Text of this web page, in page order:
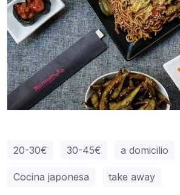
20-30€ 30-45€ a domicilio
Cocina japonesa take away